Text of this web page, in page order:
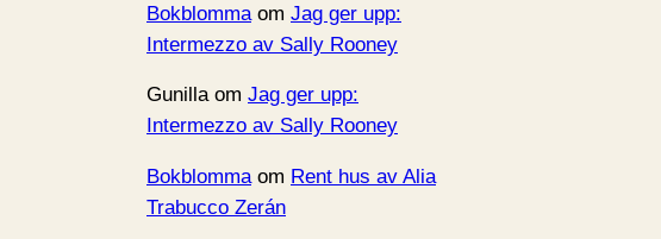
Bokblomma om Jag ger upp:
Intermezzo av Sally Rooney
Gunillaom Jag ger upp:
Intermezzo av Sally Rooney
Bokblommaom Rent hus av Alia
Trabucco Zerán